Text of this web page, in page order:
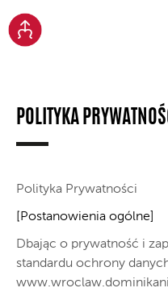
POLITYKA
Polityka Prywatności
[Postanowienia ogólne]
Dbając o prywatność i
standardu ochrony